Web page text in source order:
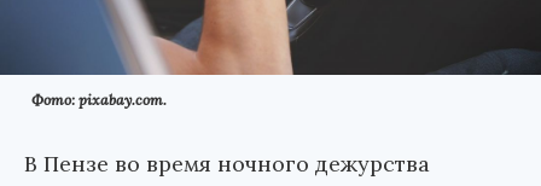
Фото: pixabay.com.
В Пензе во время ночного дежурства